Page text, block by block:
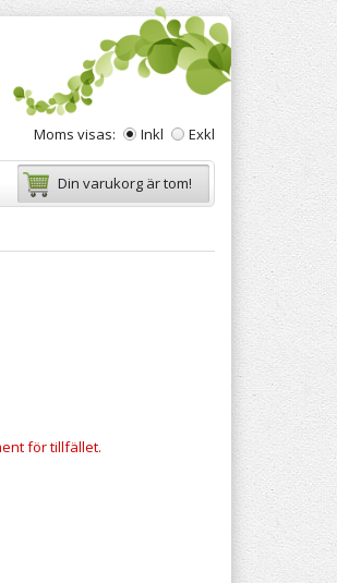
Moms visas: Inkl Exkl
Din varukorg är tom!
för tillfället.